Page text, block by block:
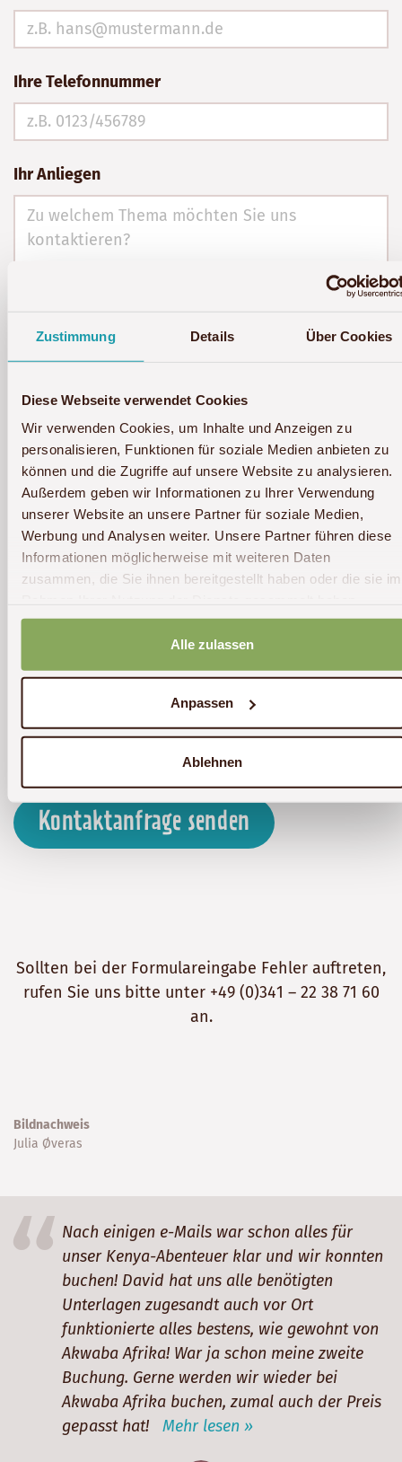
Zustimmung Details Über Cookies
Diese Webseite verwendet Cookies
Wir verwenden Cookies, um Inhalte und Anzeigen zu
personalisieren, Funktionen für soziale Medien anbieten zu
können und die Zugriffe auf unsere Website zu analysieren.
Außerdem geben wir Informationen zu Ihrer Verwendung
unserer Website an unsere Partner für soziale Medien,
Werbung und Analysen weiter. Unsere Partner führen diese
Informationen möglicherweise mit weiteren Daten
zusammen, die Sie ihnen bereitgestellt haben oder die sie im
Alle zulassen
Anpassen
Ablehnen
Ihre Telefonnummer
Ihr Anliegen
Agentur-Nummer / Empfohlen durch
Ich möchte in Zukunft über aktuelle Angebote
und neue Reisen von Akwaba Afrika informiert
werden und abonniere den Newsletter.
Ich stimme zu, dass meine Angaben aus dem
Kontaktformular zur Beantwortung meiner
Anfrage erhoben und verarbeitet werden. Die
Daten werden nach abgeschlossener
Bearbeitung Ihrer Anfrage gelöscht. Hinweis:
Sie können Ihre Einwilligung jederzeit für die
widerrufen. Detaillierte Informationen zum
Umgang mit Nutzerdaten finden Sie in unserer
Datenschutzerklärung.
Kontaktanfrage senden
Sollten bei der Formulareingabe Fehler auftreten,
rufen Sie uns bitte unter +49 (0)341 – 22 38 71 60
an.
Bildnachweis
Julia Øveras
Nach einigen e-Mails war schon alles für
unser Kenya-Abenteuer klar und wir konnten
buchen! David hat uns alle benötigten
Unterlagen zugesandt auch vor Ort
funktionierte alles bestens, wie gewohnt von
Akwaba Afrika! War ja schon meine zweite
Buchung. Gerne werden wir wieder bei
Akwaba Afrika buchen, zumal auch der Preis
gepasst hat! Mehr lesen »